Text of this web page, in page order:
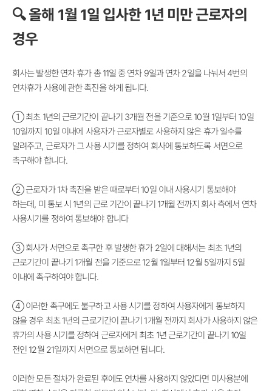
🔍 올해 1월 1일 입사한 1년 미만 근로자의
경우
회사는 발생한 연차 휴가 총 11일 중 연차 9일과 연차 2일을 나눠서 4번의
연차휴가 사용에 관한 촉진을 하게 됩니다.
① 최초 1년의 근로기간이 끝나기 3개월 전을 기준으로 10월 1일부터 10일
10일까지 10일 이내에 사용자가 근로자별로 사용하지 않은 휴가 일수를
알려주고, 근로자가 그 사용 시기를 정하여 회사에 통보하도록 서면으로
촉구해야 합니다.
② 근로자가 1차 촉진을 받은 때로부터 10일 이내 사용시기 통보해야
하는데, 미 통보 시 1년의 근로 기간이 끝나기 1개월 전까지 회사 측에서 연차
사용시기를 정하여 통보해야 합니다
③ 회사가 서면으로 촉구한 후 발생한 휴가 2일에 대해서는 최초 1년의
근로기간이 끝나기 1개월 전을 기준으로 12월 1일부터 12월 5일까지 5일
이내에 촉구하여야 합니다.
④ 이러한 촉구에도 불구하고 사용 시기를 정하여 사용자에게 통보하지
않을 경우 최초 1년의 근로기간이 끝나기 1개월 전까지 회사가 사용하지 않은
휴가의 사용 시기를 정하여 근로자에게 최초 1년 근로기간이 끝나기 10일
전인 12월 21일까지 서면으로 통보하면 됩니다.
이러한 모든 절차가 완료된 후에도 연차를 사용하지 않았다면 미사용분에